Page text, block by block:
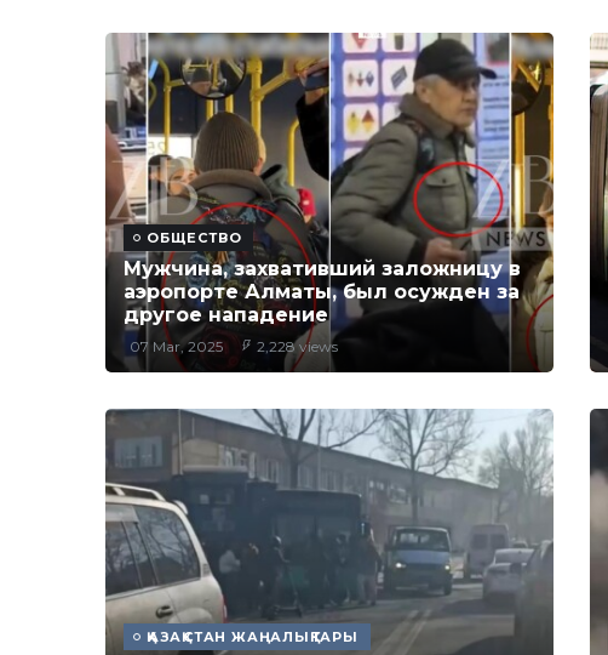
ОБЩЕСТВО
Мужчина, захвативший заложницу в
аэропорте Алматы, был осужден за
другое нападение
07 Mar, 2025 2,228 views
ҚАЗАҚСТАН ЖАҢАЛЫҚТАРЫ